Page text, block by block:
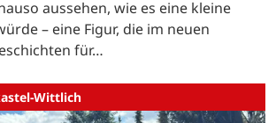
aussehen, wie es eine kleine
– eine Figur, die im neuen
für…
Wittlich